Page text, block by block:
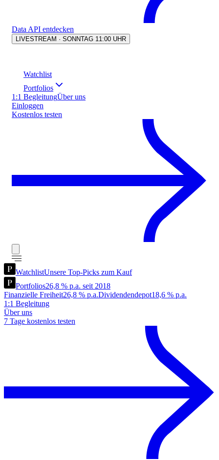
Data API entdecken
LIVESTREAM · SONNTAG 11:00 UHR
Watchlist
Portfolios
1:1 BegleitungÜber uns
Einloggen
Kostenlos testen
WatchlistUnsere Top-Picks zum Kauf
Portfolios26,8 % p.a. seit 2018
Finanzielle Freiheit26,8 % p.a.Dividendendepot18,6 % p.a.
1:1 Begleitung
Über uns
7 Tage kostenlos testen